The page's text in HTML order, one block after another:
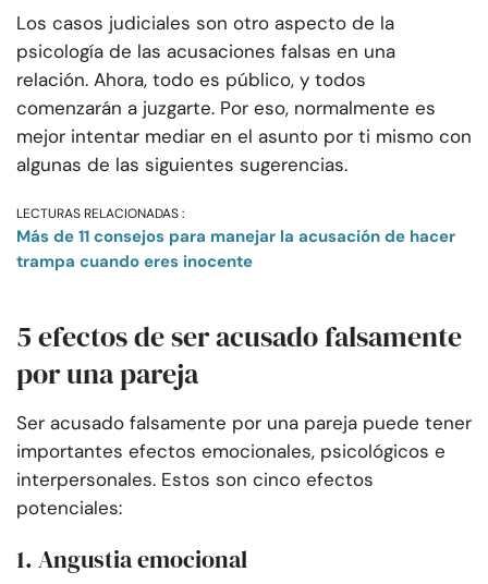
Los casos judiciales son otro aspecto de la
psicología de las acusaciones falsas en una
relación. Ahora, todo es público, y todos
comenzarán a juzgarte. Por eso, normalmente es
mejor intentar mediar en el asunto por ti mismo con
algunas de las siguientes sugerencias.
LECTURAS RELACIONADAS :
Más de 11 consejos para manejar la acusación de hacer
trampa cuando eres inocente
5 efectos de ser acusado falsamente
por una pareja
Ser acusado falsamente por una pareja puede tener
importantes efectos emocionales, psicológicos e
interpersonales. Estos son cinco efectos
potenciales:
1. Angustia emocional